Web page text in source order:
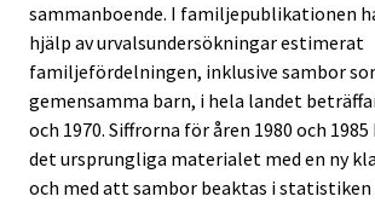
sammanboende. I familjepublikationen
hjälp av urvalsundersökningar estimerat
familjefördelningen, inklusive sambor
gemensamma barn, i hela landet
och 1970. Siffrorna för åren 1980 och
det ursprungliga materialet med en ny
och med att sambor beaktas i